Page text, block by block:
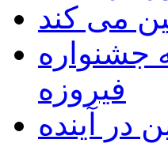
به جشنواره
فیروزه
در آینده